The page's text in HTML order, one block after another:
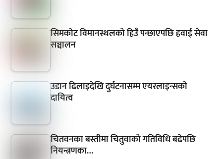
सिमकोट विमानस्थलको हिउँ पन्छाएपछि हवाई सेवा
सञ्चालन
उडान ढिलाइदेखि दुर्घटनासम्म एयरलाइन्सको
दायित्व
चितवनका बस्तीमा चितुवाको गतिविधि बढेपछि
नियन्त्रणका…